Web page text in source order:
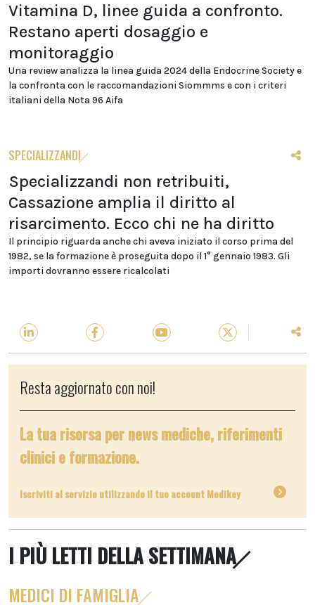
Vitamina D, linee guida a confronto.
Restano aperti dosaggio e
monitoraggio
Una review analizza la linea guida 2024 della Endocrine Society e
la confronta con le raccomandazioni Siommms e con i criteri
italiani della Nota 96 Aifa
SPECIALIZZANDI
Specializzandi non retribuiti,
Cassazione amplia il diritto al
risarcimento. Ecco chi ne ha diritto
Il principio riguarda anche chi aveva iniziato il corso prima del
1982, se la formazione è proseguita dopo il 1° gennaio 1983. Gli
importi dovranno essere ricalcolati
Resta aggiornato con noi!
La tua risorsa per news mediche, riferimenti
clinici e formazione.
Iscriviti al servizio utilizzando il tuo account Medikey
I PIÙ LETTI DELLA SETTIMANA
MEDICI DI FAMIGLIA